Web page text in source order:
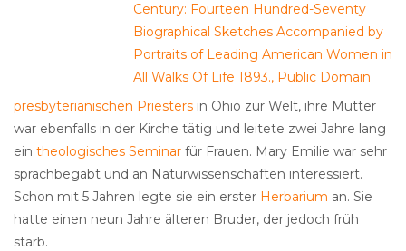
Century: Fourteen Hundred-Seventy
Biographical Sketches Accompanied by
Portraits of Leading American Women in
All Walks Of Life 1893., Public Domain
presbyterianischen Priesters in Ohio zur Welt, ihre Mutter
war ebenfalls in der Kirche tätig und leitete zwei Jahre lang
ein theologisches Seminar für Frauen. Mary Emilie war sehr
sprachbegabt und an Naturwissenschaften interessiert.
Schon mit 5 Jahren legte sie ein erster Herbarium an. Sie
hatte einen neun Jahre älteren Bruder, der jedoch früh
starb.